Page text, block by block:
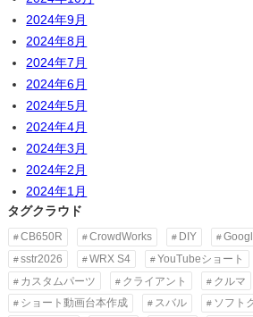
2024年9月
2024年8月
2024年7月
2024年6月
2024年5月
2024年4月
2024年3月
2024年2月
2024年1月
タグクラウド
CB650R CrowdWorks DIY
sstr2026
WRX S4 YouTubeショート
カスタムパーツ
クライアント クルマ
ショート動画台本作成
スバル ソフト